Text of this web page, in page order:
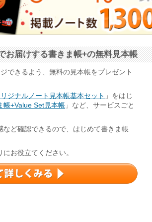
お届けする書きま帳+の無料見本帳
できるよう、無料の見本帳をプレゼント
ジナルノート見本帳基本セット 」をはじ
帳+Value Set見本帳 」など、サービスごと
ど確認できるので、はじめて書きま帳
お役立てください。